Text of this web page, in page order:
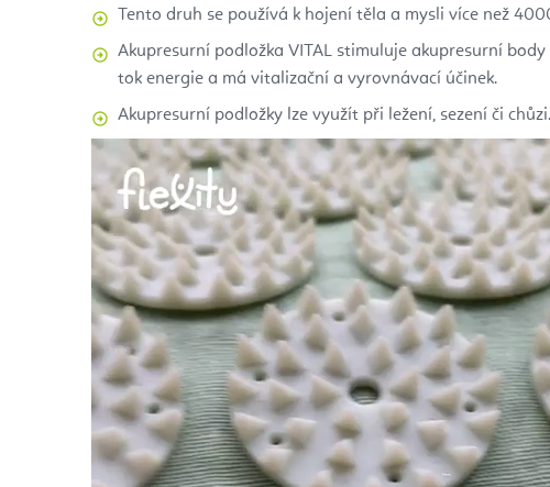
Tento druh se používá k hojení těla a mysli více než
Akupresurní podložka VITAL stimuluje akupresurní
tok energie a má vitalizační a vyrovnávací účinek.
Akupresurní podložky lze využít při ležení, sezení či chůzi.